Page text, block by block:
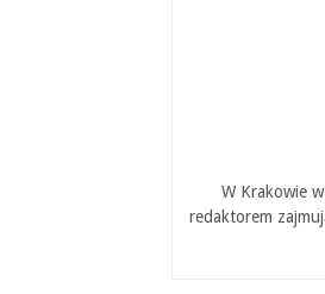
W Krakowie
redaktorem